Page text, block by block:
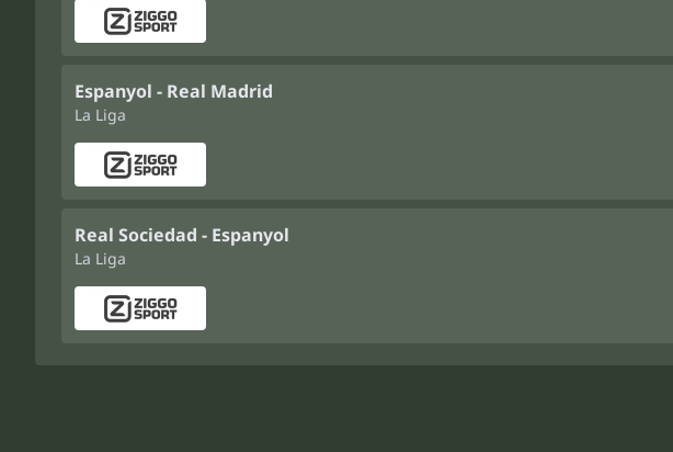
Espanyol - Real Madrid
La Liga
Real Sociedad - Espanyol
La Liga